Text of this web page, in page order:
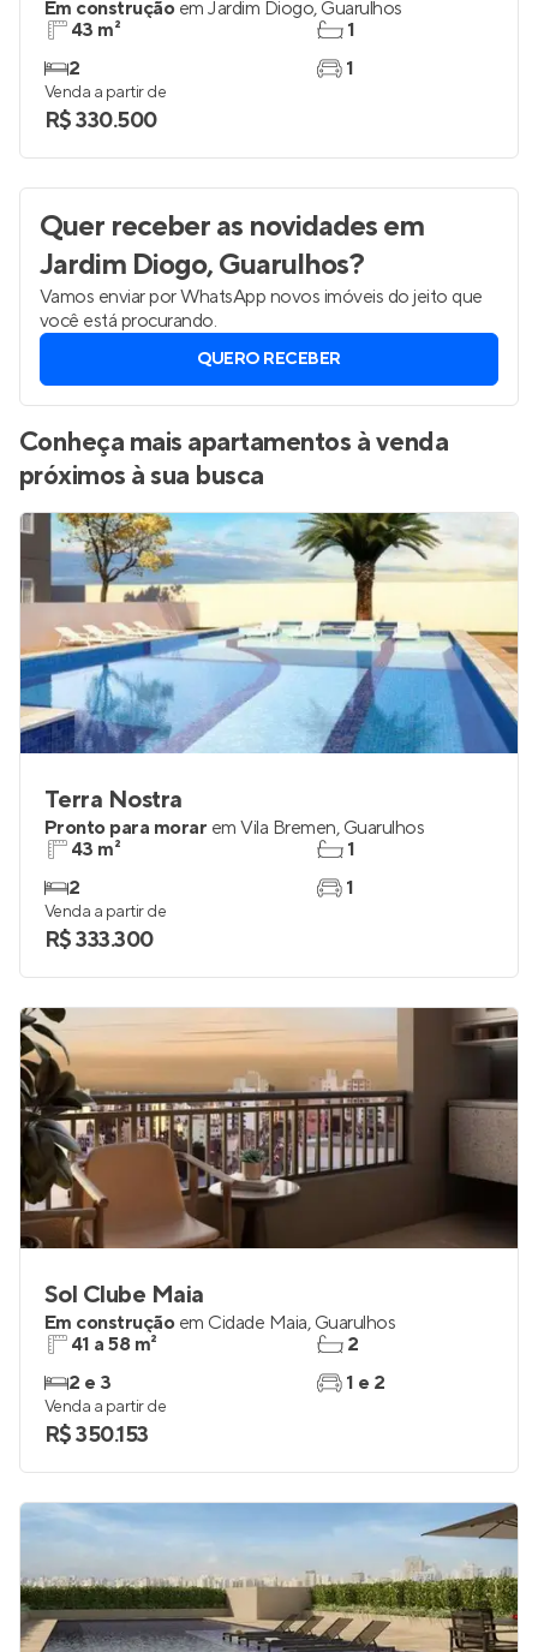
Em construção em Jardim Diogo, Guarulhos
43 m²
2
1
1
Venda a partir de
R$ 330.500
Quer receber as novidadesem
Jardim Diogo, Guarulhos?
Vamos enviar por WhatsApp novos imóveis do jeito que
você está procurando.
QUERO RECEBER
Conheça mais apartamentos à venda
próximos à sua busca
Terra Nostra
Pronto para morar em Vila Bremen, Guarulhos
43 m²
2
1
1
Venda a partir de
R$ 333.300
Sol Clube Maia
Em construção em Cidade Maia, Guarulhos
41 a 58 m²
2 e 3
2
1 e 2
Venda a partir de
R$ 350.153